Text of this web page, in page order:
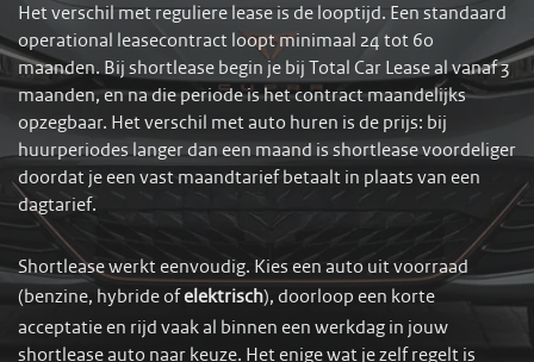
Het verschil met reguliere lease is de looptijd. Een standaard
operational leasecontract loopt minimaal 24 tot 60
maanden. Bij shortlease begin je bij Total Car Lease al vanaf 3
maanden, en na die periode is het contract maandelijks
opzegbaar. Het verschil met auto huren is de prijs: bij
huurperiodes langer dan een maand is shortlease voordeliger
doordat je een vast maandtarief betaalt in plaats van een
dagtarief.
Shortlease werkt eenvoudig. Kies een auto uit voorraad
(benzine, hybride of elektrisch), doorloop een korte
acceptatie en rijd vaak al binnen een werkdag in jouw
shortlease auto naar keuze. Het enige wat je zelf regelt is